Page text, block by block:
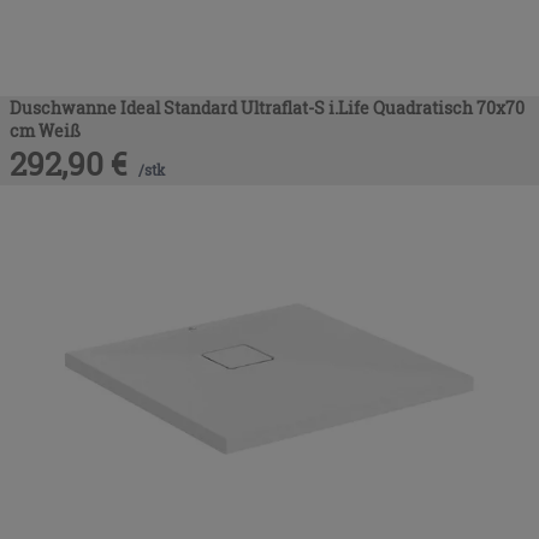
Duschwanne Ideal Standard Ultraflat-S i.Life Quadratisch 70x70
cm Weiß
292,90 € /stk